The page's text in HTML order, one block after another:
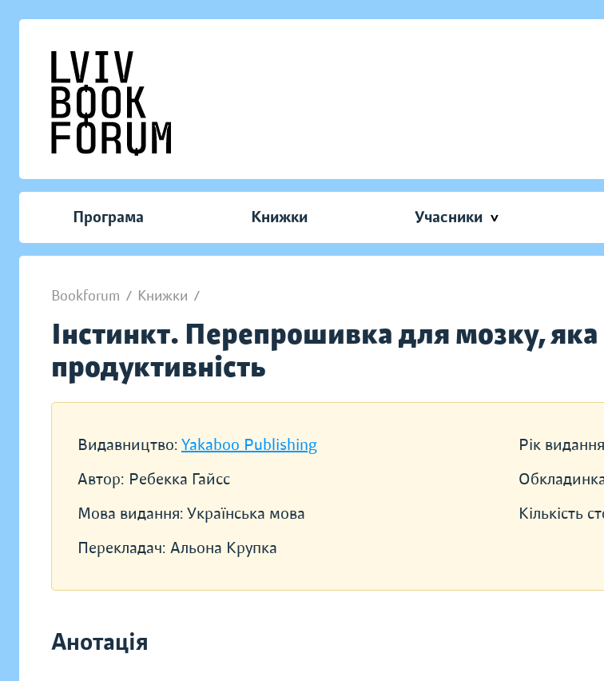
Програма Книжки Учасники
Bookforum / Книжки /
Інстинкт. Перепрошивка для мозку,
продуктивність
Видавництво: Yakaboo Publishing
Автор: Ребекка Гайсс
Мова видання: Українська мова
Перекладач: Альона Крупка
Рік
Кількість
Анотація